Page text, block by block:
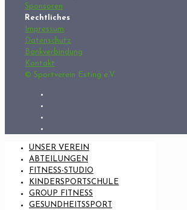
Sponsoren
Rechtliches
Impressum
Datenschutz
Bankverbindung
Kontakt
© Sportverein Esting e.V.
UNSER VEREIN
ABTEILUNGEN
FITNESS-STUDIO
KINDERSPORTSCHULE
GROUP FITNESS
GESUNDHEITSSPORT